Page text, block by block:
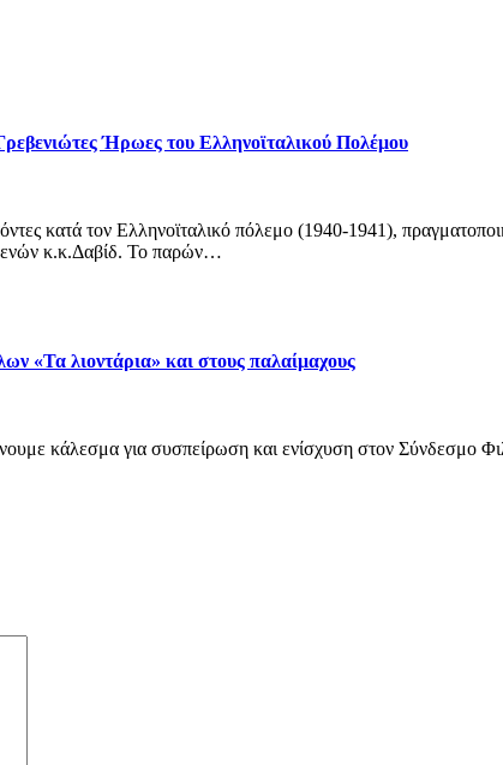
Ήρωες του Ελληνοϊταλικού Πολέμου
κατά τον Ελληνοϊταλικό πόλεμο (1940-1941),
κ.κ.Δαβίδ. Το παρών…
«Τα λιοντάρια» και στους παλαίμαχους
κάλεσμα για συσπείρωση και ενίσχυση στον